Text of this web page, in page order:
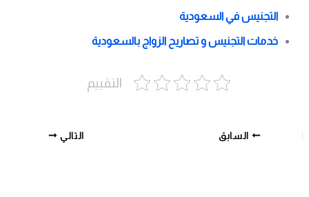
التجنيس في السعودية
خدمات التجنيس و تصاريح الزواج بالسعودية
التقييم
السابق التالي